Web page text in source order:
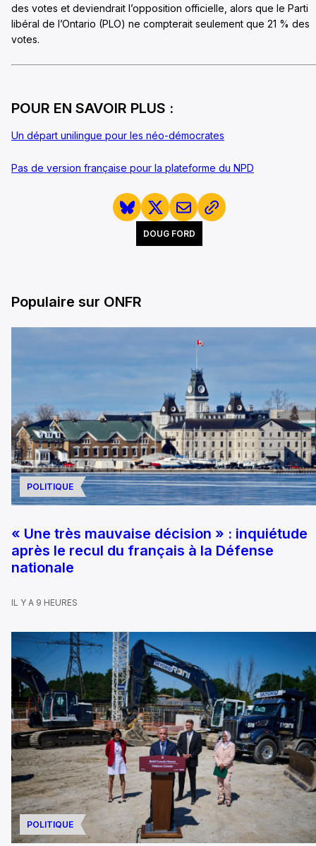
des votes et deviendrait l’opposition officielle, alors que le Parti
libéral de l’Ontario (PLO) ne compterait seulement que 21 % des
votes.
POUR EN SAVOIR PLUS :
Un départ unilingue pour les néo-démocrates
Pas de version française pour la plateforme du NPD
DOUG FORD
Populaire sur ONFR
POLITIQUE
« Une très mauvaise décision » : inquiétude
après le recul du français à la Défense
nationale
IL Y A 9 HEURES
POLITIQUE